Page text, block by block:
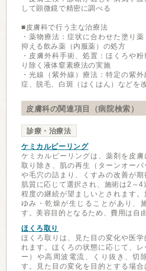
して顕微鏡で精密に調べる
■皮膚科で行う主な治療法
・薬物療法：症状に合わせた塗り
抑える飲み薬（内服薬）の処方
・皮膚外科手術、処置：ほくろや
り除く液体窒素療法の実施
・光線（紫外線）療法：特定の紫
症、脱毛、白斑（はくはん）などを
皮膚科の関連項目（病院検索）
診療・治療法
ケミカルピーリング
ケミカルピーリングは、薬剤を皮
取り除き、肌の再生（ターンオー
や毛穴の詰まり、くすみの改善が
肌質に応じて選択され、施術は2～
程度の継続が望ましいとされます
ゆみ・乾燥が生じることがあり、
す。美容目的となるため、費用は自
ほくろ取り
ほくろ取りは、見た目の変化や医
れます。ほくろの状態に応じて、
ー）や高周波電流、くり抜き、切
す。見た目の変化を目的とする場